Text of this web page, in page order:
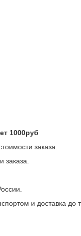
1000руб
заказа.
и доставка